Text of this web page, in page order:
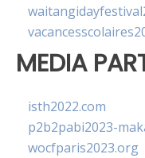
MEDIA
isth2022.com
p2b2pabi2023-
wocfparis2023.org